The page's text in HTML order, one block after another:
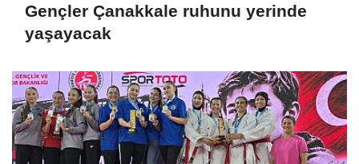
Gençler Çanakkale ruhunu yerinde
yaşayacak